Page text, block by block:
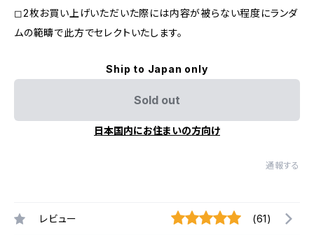
◻︎2枚お買い上げいただいた際には内容が被らない程度にランダ
ムの範疇で此方でセレクトいたします。
Ship to Japan only
Sold out
日本国内にお住まいの方向け
通報する
レビュー (61)